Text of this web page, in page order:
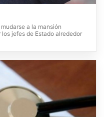
a la mansión
jefes de Estado alrededor